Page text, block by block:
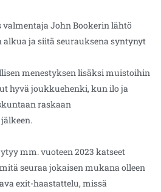
valmentaja John Bookerin lähtö
alkua ja siitä seurauksena syntynyt
menestyksen lisäksi muistoihin
hyvä joukkuehenki, kun ilo ja
raskaan
mm. vuoteen 2023 katseet
seuraa jokaisen mukana olleen
exit-haastattelu, missä